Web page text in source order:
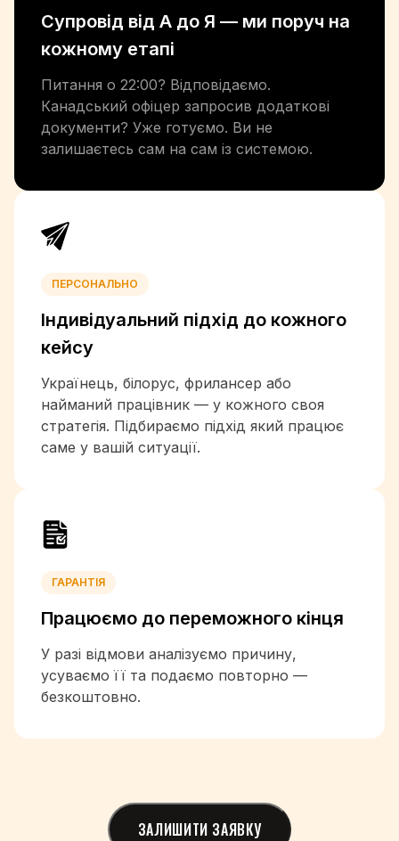
+502
+592
+509
+504
+852
+354
+964
+353
+972
+39
+81
+962
+7
+254
+856
+371
+961
+231
+218
+423
+265
+60
Супровід від А до Я — ми поруч на
кожному етапі
Питання о 22:00? Відповідаємо.
Канадський офіцер запросив додаткові
документи? Уже готуємо. Ви не
залишаєтесь сам на сам із системою.
ПЕРСОНАЛЬНО
Індивідуальний підхід до кожного
кейсу
Українець, білорус, фрилансер або
найманий працівник — у кожного своя
стратегія. Підбираємо підхід який працює
саме у вашій ситуації.
ГАРАНТІЯ
Працюємо до переможного кінця
У разі відмови аналізуємо причину,
усуваємо її та подаємо повторно —
безкоштовно.
ЗАЛИШИТИ ЗАЯВКУ